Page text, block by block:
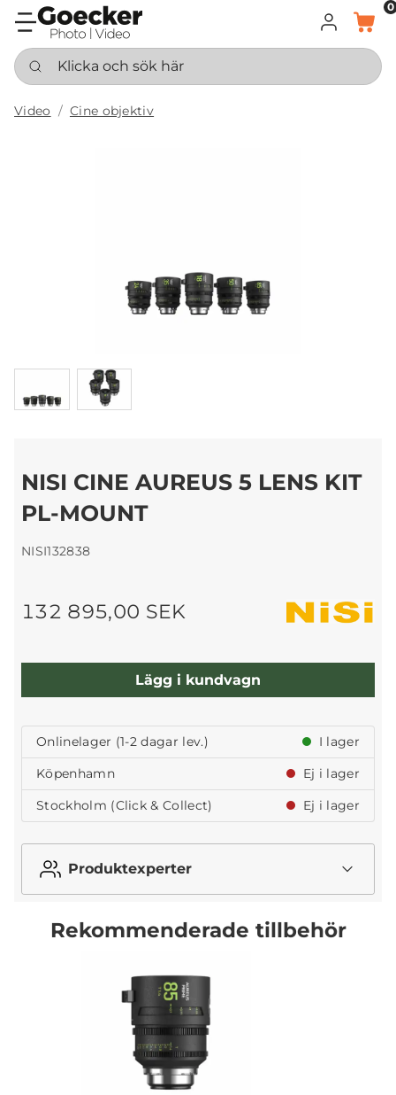
LOGGA IN
KORG
0
Klicka och sök här
Video Cine objektiv
NISI CINE AUREUS 5 LENS KIT
PL-MOUNT
NISI132838
132 895,00 SEK
Lägg i kundvagn
Onlinelager (1-2 dagar lev.)
I lager
Köpenhamn
Ej i lager
Stockholm (Click & Collect)
Ej i lager
Produktexperter
Rekommenderade tillbehör